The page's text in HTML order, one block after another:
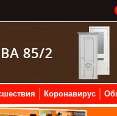
Коронавирус